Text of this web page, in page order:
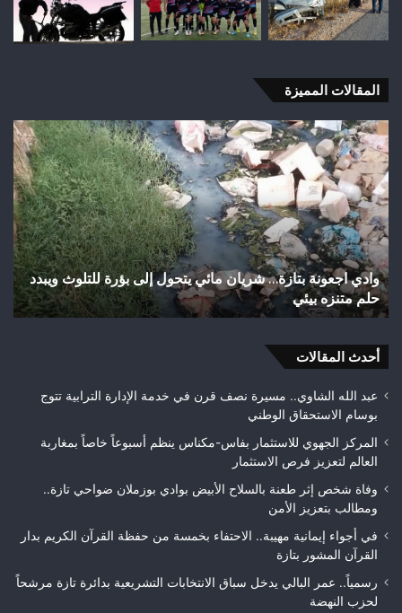
المقالات المميزة
للتلوث ويبدد
اختلالات
تثير
استياء
الساكنة
بعد
تهيئة
شوارع
وأزقة
بمدينة
تازة..
مطالب
جودة
قبل
التسلم
اختلالات تثير استياء الساكنة بعد تهيئة شوارع
تازة.. مطالب بمراقبة جودة الأشغال قبل التسلم
أحدث المقالات
عبد الله الشاوي.. مسيرة نصف قرن في خدمة الإدارة الترابية تتوج
بوسام الاستحقاق الوطني
المركز الجهوي للاستثمار بفاس-مكناس ينظم أسبوعاً خاصاً بمغاربة
العالم لتعزيز فرص الاستثمار
وفاة شخص إثر طعنة بالسلاح الأبيض بوادي بوزملان ضواحي تازة..
ومطالب بتعزيز الأمن
في أجواء إيمانية مهيبة.. الاحتفاء بخمسة من حفظة القرآن الكريم بدار
القرآن المشور بتازة
رسمياً.. عمر البالي يدخل سباق الانتخابات التشريعية بدائرة تازة مرشحاً
لحزب النهضة